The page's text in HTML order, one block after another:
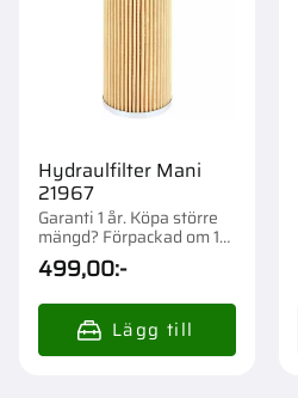
Hydraulfilter Mani
21967
Garanti 1 år. Köpa större
mängd? Förpackad om 1
st.
499,00:-